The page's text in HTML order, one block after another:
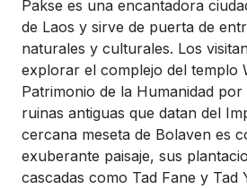
Pakse es una encantadora
de Laos y sirve de puerta de
naturales y culturales. Los
explorar el complejo del templo
Patrimonio de la Humanidad
ruinas antiguas que datan del
cercana meseta de Bolaven es
exuberante paisaje, sus
cascadas como Tad Fane y Tad